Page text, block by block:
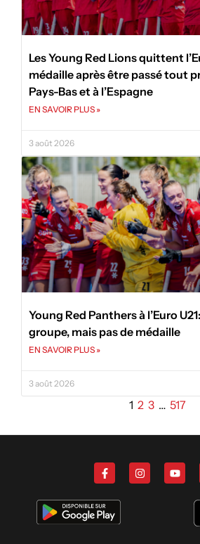
Les Young Red Lions quittent
médaille après être passé tout
Pays-Bas et à l’Espagne
EN SAVOIR PLUS »
3 août 2026
Young Red Panthers à l’Euro
groupe, mais pas de médaille
EN SAVOIR PLUS »
3 août 2026
1 2 3 … 517